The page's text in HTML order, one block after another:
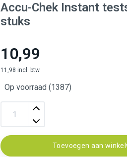
Accu-Chek Instant
stuks
10,99
11,98 incl. btw
Op voorraad (1387)
Toevoegen aan